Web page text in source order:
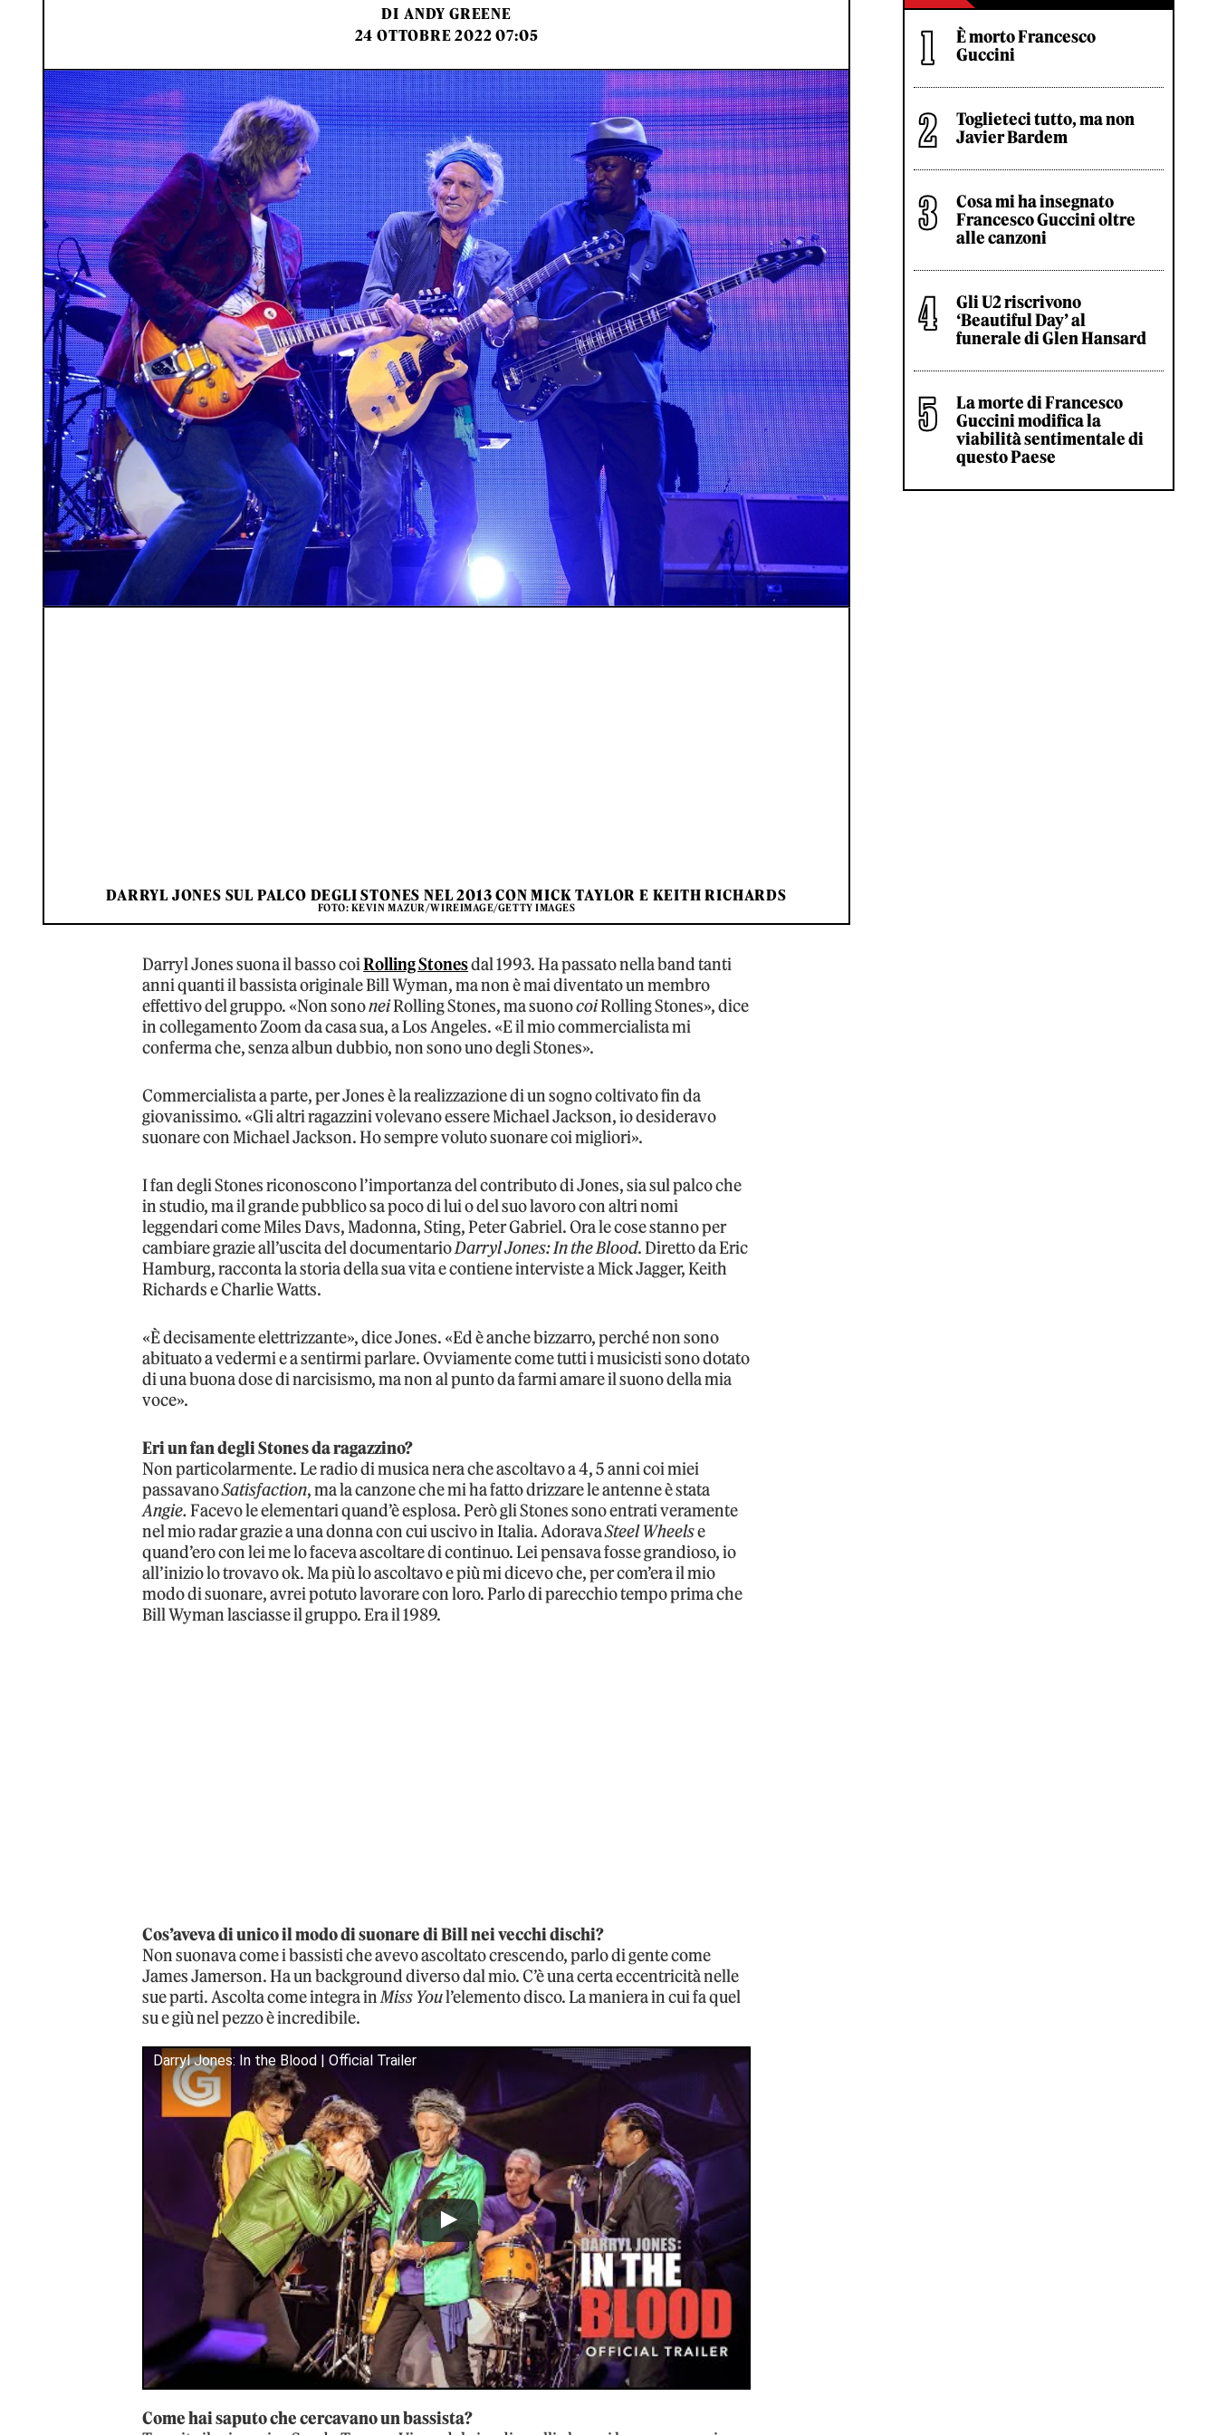
DI ANDY GREENE
24 OTTOBRE 2022 07:05
DARRYL JONES SUL PALCO DEGLI STONES NEL 2013 CON MICK TAYLOR E KEITH RICHARDS
FOTO: KEVIN MAZUR/WIREIMAGE/GETTY IMAGES
Darryl Jones suona il basso coiRolling Stonesdal 1993. Ha passato nella band tanti
anni quanti il bassista originale Bill Wyman, ma non è mai diventato un membro
effettivo del gruppo. «Non sononeiRolling Stones, ma suonocoiRolling Stones», dice
in collegamento Zoom da casa sua, a Los Angeles. «E il mio commercialista mi
conferma che, senza albun dubbio, non sono uno degli Stones».
Commercialista a parte, per Jones è la realizzazione di un sogno coltivato fin da
giovanissimo. «Gli altri ragazzini volevano essere Michael Jackson, io desideravo
suonare con Michael Jackson. Ho sempre voluto suonare coi migliori».
I fan degli Stones riconoscono l’importanza del contributo di Jones, sia sul palco che
in studio, ma il grande pubblico sa poco di lui o del suo lavoro con altri nomi
leggendari come Miles Davs, Madonna, Sting, Peter Gabriel. Ora le cose stanno per
cambiare grazie all’uscita del documentarioDarryl Jones: In the Blood. Diretto da Eric
Hamburg, racconta la storia della sua vita e contiene interviste a Mick Jagger, Keith
Richards e Charlie Watts.
«È decisamente elettrizzante», dice Jones. «Ed è anche bizzarro, perché non sono
abituato a vedermi e a sentirmi parlare. Ovviamente come tutti i musicisti sono dotato
di una buona dose di narcisismo, ma non al punto da farmi amare il suono della mia
voce».
Eri un fan degli Stones da ragazzino?
Non particolarmente. Le radio di musica nera che ascoltavo a 4, 5 anni coi miei
passavanoSatisfaction, ma la canzone che mi ha fatto drizzare le antenne è stata
Angie.Facevo le elementari quand’è esplosa. Però gli Stones sono entrati veramente
nel mio radar grazie a una donna con cui uscivo in Italia. AdoravaSteel Wheelse
quand’ero con lei me lo faceva ascoltare di continuo. Lei pensava fosse grandioso, io
all’inizio lo trovavo ok. Ma più lo ascoltavo e più mi dicevo che, per com’era il mio
modo di suonare, avrei potuto lavorare con loro. Parlo di parecchio tempo prima che
Bill Wyman lasciasse il gruppo. Era il 1989.
Cos’aveva di unico il modo di suonare di Bill nei vecchi dischi?
Non suonava come i bassisti che avevo ascoltato crescendo, parlo di gente come
James Jamerson. Ha un background diverso dal mio. C’è una certa eccentricità nelle
sue parti. Ascolta come integra inMiss Youl’elemento disco. La maniera in cui fa quel
su e giù nel pezzo è incredibile.
Darryl Jones: In the Blood | Official Trailer
Come hai saputo che cercavano un bassista?
È morto Francesco
Guccini
Toglieteci tutto, ma non
Javier Bardem
Cosa mi ha insegnato
Francesco Guccini oltre
alle canzoni
Gli U2 riscrivono
‘Beautiful Day’ al
funerale di Glen Hansard
La morte di Francesco
Guccini modifica la
viabilità sentimentale di
questo Paese